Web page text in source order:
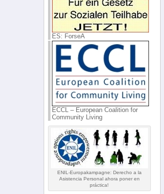
ES: ForseA
ECCL – European Coalition for
Community Living
ENIL-Europakampagne: Derecho a la
Asistencia Personal ahora poner en
práctica!